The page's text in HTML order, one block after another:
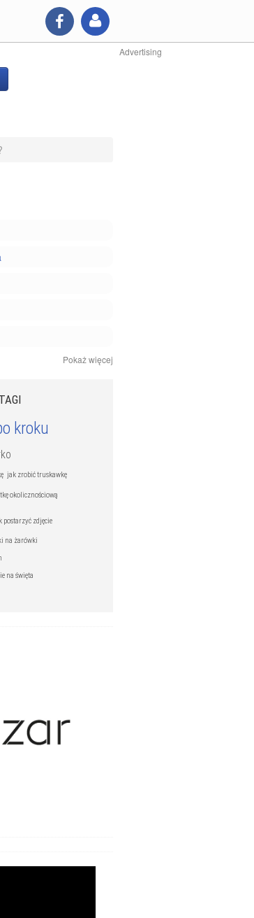
Advertising
Pokaż więcej
kroku
jak zrobić truskawkę
okolicznościową
postarzyć zdjęcie
na żarówki
na święta